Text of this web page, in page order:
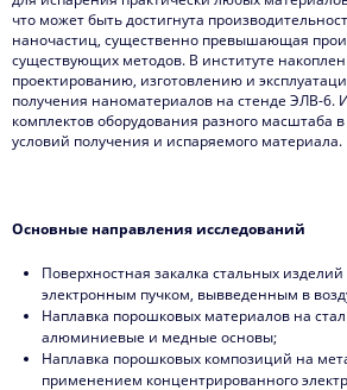
что может быть достигнута
наночастиц, существенно превышающая
существующих методов. В институте
проектированию, изготовлению и
получения наноматериалов на стенде ЭЛВ-6.
комплектов оборудования разного масштаба
условий получения и испаряемого материала.
Основные направления исследований
Поверхностная закалка стальных
электронным пучком, вывведенным в
Наплавка порошковых материалов на
алюминиевые и медные основы;
Наплавка порошковых композиций на
применением концентрированного